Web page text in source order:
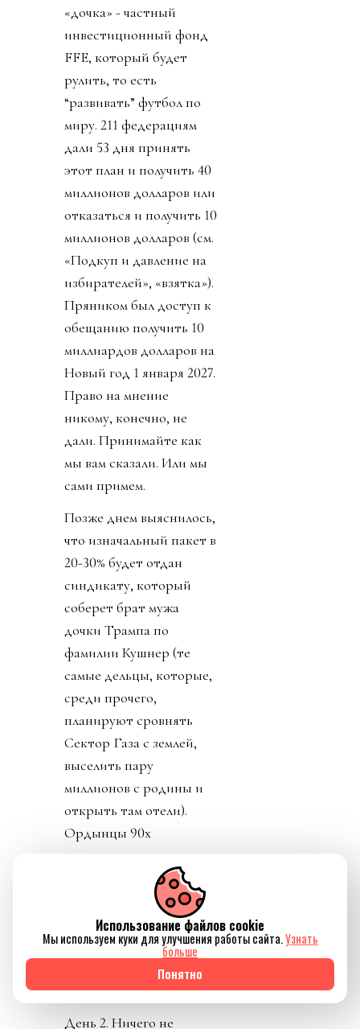
«дочка» - частный
инвестиционный фонд
FFE, который будет
рулить, то есть
“развивать” футбол по
миру. 211 федерациям
дали 53 дня принять
этот план и получить 40
миллионов долларов или
отказаться и получить 10
миллионов долларов (см.
«Подкуп и давление на
избирателей», «взятка»).
Пряником был доступ к
обещанию получить 10
миллиардов долларов на
Новый год 1 января 2027.
Право на мнение
никому, конечно, не
дали. Принимайте как
мы вам сказали. Или мы
сами примем.
Позже днем выяснилось,
что изначальный пакет в
20-30% будет отдан
синдикату, который
соберет брат мужа
дочки Трампа по
фамилии Кушнер (те
самые дельцы, которые,
среди прочего,
планируют сровнять
Сектор Газа с землей,
выселить пару
миллионов с родины и
открыть там отели).
Ордынцы 90х
«прихватизация».
Именно ей, на мой
взгляд, и стала
инициатива FFE.
День 2. Ничего не
Использование файлов cookie
Мы используем куки для улучшения работы сайта.Узнать
больше
Понятно